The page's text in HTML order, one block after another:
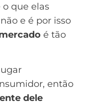
que elas
e é por isso
é tão
então
dele